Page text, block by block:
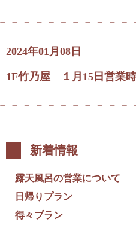
2024年01月08日
1F竹乃屋 １月15日営業
新着情報
露天風呂の営業について
日帰りプラン
得々プラン